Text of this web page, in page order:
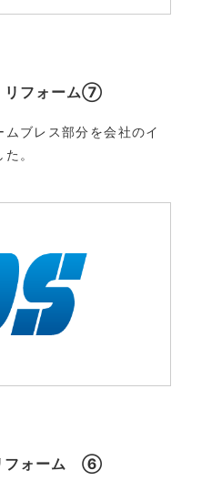
フォーム⑦
ブレス部分を会社のイ
。
フォーム ⑥